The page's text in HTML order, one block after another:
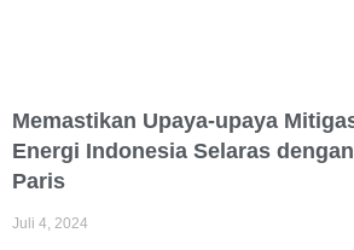
Memastikan Upaya-upaya
Energi Indonesia Selaras
Paris
Juli 4, 2024